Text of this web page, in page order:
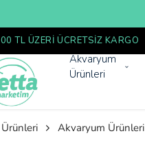
Akvaryum
Ürünleri
Ürünleri Akvaryum Ürünleri